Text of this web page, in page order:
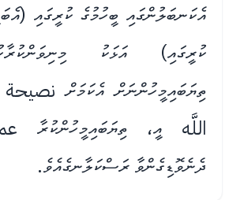
އެކަނބަލުންގައި ބީހުމުގެ ކުރީގައި
ކުރީގައި) އަޅަކު
ތިޔަބައިމީހުންނަށް އެކަމަށް
اللَّه އީ، ތިޔަބައިމީހުންކުރާ
ދެނެވޮޑިގެންވާ ރަސްކަލާނގެއެވެ.